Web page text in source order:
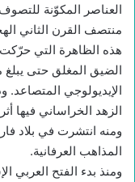
العناصر المكوّنة
منتصف القرن الثاني
هذه الظاهرة التي حرّكت
الضيق المغلق حتى
الزهد الخراساني فيها
ومنه انتشرت في بلاد
المذاهب العرفانية.
ومنذ بدء الفتح العربي